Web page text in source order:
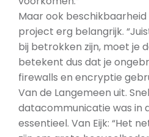
Maar ook
project erg belangrijk.
bij betrokken zijn, moet je
betekent dus dat je
firewalls en encryptie
Van de Langemeen uit.
datacommunicatie was in
essentieel. Van Eijk: “Het